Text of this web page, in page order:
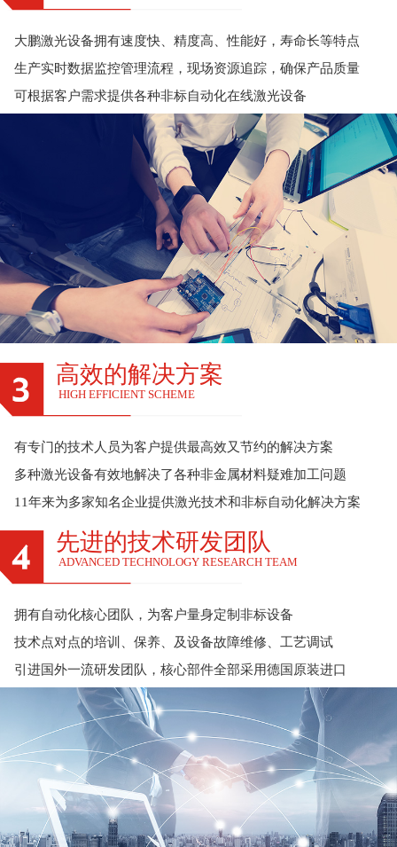
大鹏激光设备拥有速度快、精度高、性能好，寿命长等特点
生产实时数据监控管理流程，现场资源追踪，确保产品质量
可根据客户需求提供各种非标自动化在线激光设备
高效的解决方案
HIGH EFFICIENT SCHEME
有专门的技术人员为客户提供最高效又节约的解决方案
多种激光设备有效地解决了各种非金属材料疑难加工问题
11年来为多家知名企业提供激光技术和非标自动化解决方案
先进的技术研发团队
ADVANCED TECHNOLOGY RESEARCH TEAM
拥有自动化核心团队，为客户量身定制非标设备
技术点对点的培训、保养、及设备故障维修、工艺调试
引进国外一流研发团队，核心部件全部采用德国原装进口